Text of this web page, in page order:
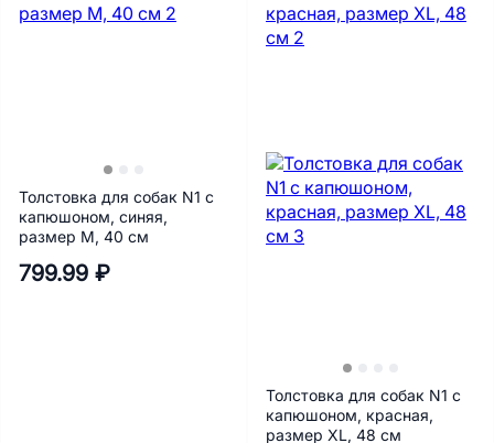
Толстовка для собак N1 с
капюшоном, синяя,
размер M, 40 см
799.99 ₽
Толстовка для собак N1 с
капюшоном, красная,
размер XL, 48 см